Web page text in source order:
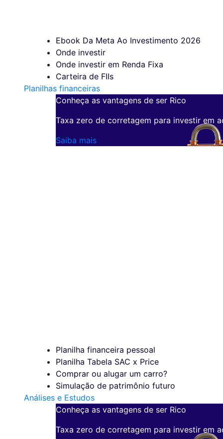
Ebook Da Meta Ao Investimento 2026
Onde investir
Onde investir em Renda Fixa
Carteira de FIIs
Planilhas financeiras
Conheça as vantagens de ser Rico
Taxa zero de corretagem para investir em
Saiba mais
Planilha financeira pessoal
Planilha Tabela SAC x Price
Comprar ou alugar um carro?
Simulação de patrimônio futuro
Análises e Estudos
Conheça as vantagens de ser Rico
Taxa zero de corretagem para investir em